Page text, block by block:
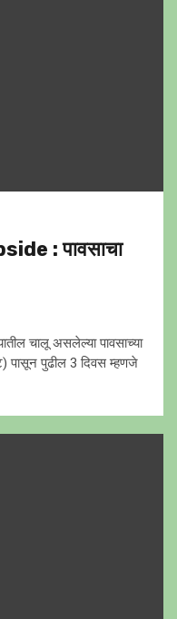
: पावसाचा
चालू असलेल्या पावसाच्या
पासून पुढील 3 दिवस म्हणजे